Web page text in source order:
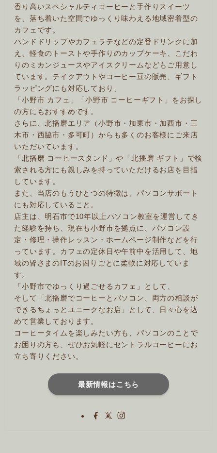
香り高いスペシャルティコーヒーと手作りスイーツ
を、落ち着いた空間でゆっくり味わえる地域密着型の
カフェです。
ハンドドリップやカフェラテなどの定番ドリンクに加
え、軽食のトーストや手作りのカップケーキ、こだわ
りのミカンジュースやアイスクリームなどもご用意し
ています。テイクアウトやコーヒー豆の販売、ギフト
ラッピングにも対応しており、
「小野市 カフェ」「小野市 コーヒーギフト」をお探し
の方にもおすすめです。
さらに、北播磨エリア（小野市・加東市・加西市・三
木市・西脇市・多可町）からも多くのお客様にご来店
いただいています。
「北播磨 コーヒースタンド」や「北播磨 ギフト」で検
索される方にも親しみを持っていただけるお店を目指
しています。
また、当店のもうひとつの特徴は、パソコンサポート
にも対応していること。
店主は、明石市で10年以上パソコン教室を運営してき
た経験を持ち、現在も小野市を拠点に、パソコン設
定・修理・操作レッスン・ホームページ制作などを行
っています。カフェの定休日や午前中を活用して、地
域の皆さまのITのお困りごとに柔軟に対応していま
す。
「小野市でゆっくり過ごせるカフェ」として、
そして「北播磨でコーヒーとパソコン、両方の相談が
できるちょっとユニークなお店」として、日々心を込
めて営業しております。
コーヒータイムを楽しみたい方も、パソコンのことで
お困りの方も、ぜひお気軽にセントラルコーヒーにお
立ち寄りください。
最新情報はこちら